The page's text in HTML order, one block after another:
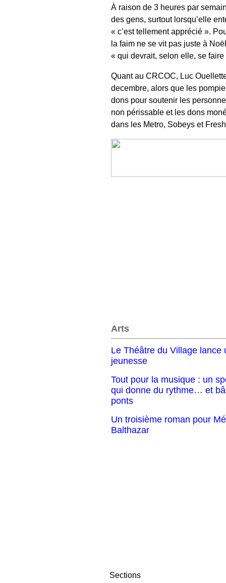
À raison de 3 heures par
des gens, surtout lorsqu’elle
« c’est tellement apprécié ».
la faim ne se vit pas juste à
« qui devrait, selon elle, se faire
Quant au CRCOC, Luc
decembre, alors que les
dons pour soutenir les
non périssable et les dons
dans les Metro, Sobeys et
Arts
Le Théâtre du Village lance
jeunesse
Tout pour la musique : un
qui donne du rythme… et
ponts
Un troisième roman pour
Balthazar
Sections